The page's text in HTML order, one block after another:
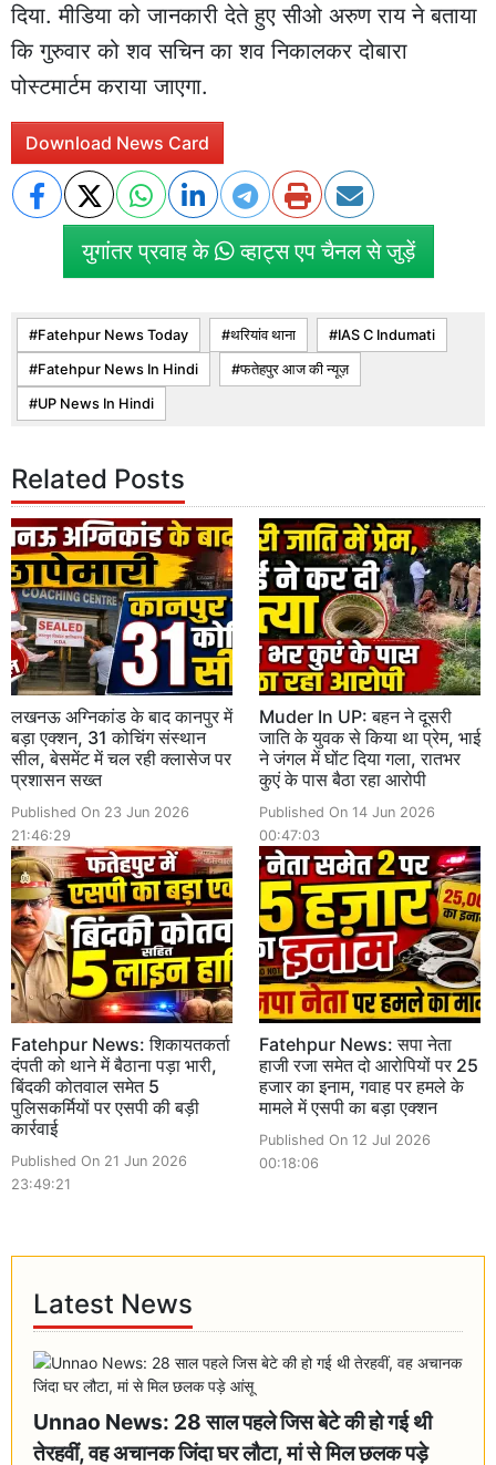
दिया. मीडिया को जानकारी देते हुए सीओ अरुण राय ने बताया
कि गुरुवार को शव सचिन का शव निकालकर दोबारा
पोस्टमार्टम कराया जाएगा.
Download News Card
युगांतर प्रवाह के व्हाट्स एप चैनल से जुड़ें
Fatehpur News Today थरियांव थाना IAS C Indumati
Fatehpur News In Hindi फतेहपुर आज की न्यूज़
UP News In Hindi
Related Posts
लखनऊ अग्निकांड के बाद कानपुर में
बड़ा एक्शन, 31 कोचिंग संस्थान
सील, बेसमेंट में चल रही क्लासेज पर
प्रशासन सख्त
Published On 23 Jun 2026
21:46:29
Muder In UP: बहन ने दूसरी
जाति के युवक से किया था प्रेम, भाई
ने जंगल में घोंट दिया गला, रातभर
कुएं के पास बैठा रहा आरोपी
Published On 14 Jun 2026
00:47:03
Fatehpur News: शिकायतकर्ता
दंपती को थाने में बैठाना पड़ा भारी,
बिंदकी कोतवाल समेत 5
पुलिसकर्मियों पर एसपी की बड़ी
कार्रवाई
Published On 21 Jun 2026
23:49:21
Fatehpur News: सपा नेता
हाजी रजा समेत दो आरोपियों पर 25
हजार का इनाम, गवाह पर हमले के
मामले में एसपी का बड़ा एक्शन
Published On 12 Jul 2026
00:18:06
Latest News
Unnao News: 28 साल पहले जिस बेटे की हो गई थी
तेरहवीं, वह अचानक जिंदा घर लौटा, मां से मिल छलक पड़े